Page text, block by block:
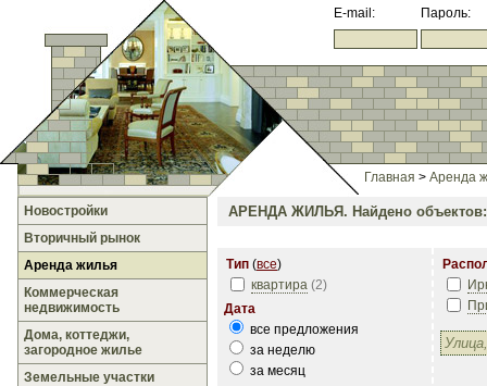
E-mail: Пароль:
Главная > Аренда
Новостройки
Вторичный рынок
Аренда жилья
Коммерческая
недвижимость
Дома, коттеджи,
загородное жилье
Земельные участки
АРЕНДА ЖИЛЬЯ. Найдено
Тип (все)
квартира (2)
Дата
все предложения
за неделю
за месяц